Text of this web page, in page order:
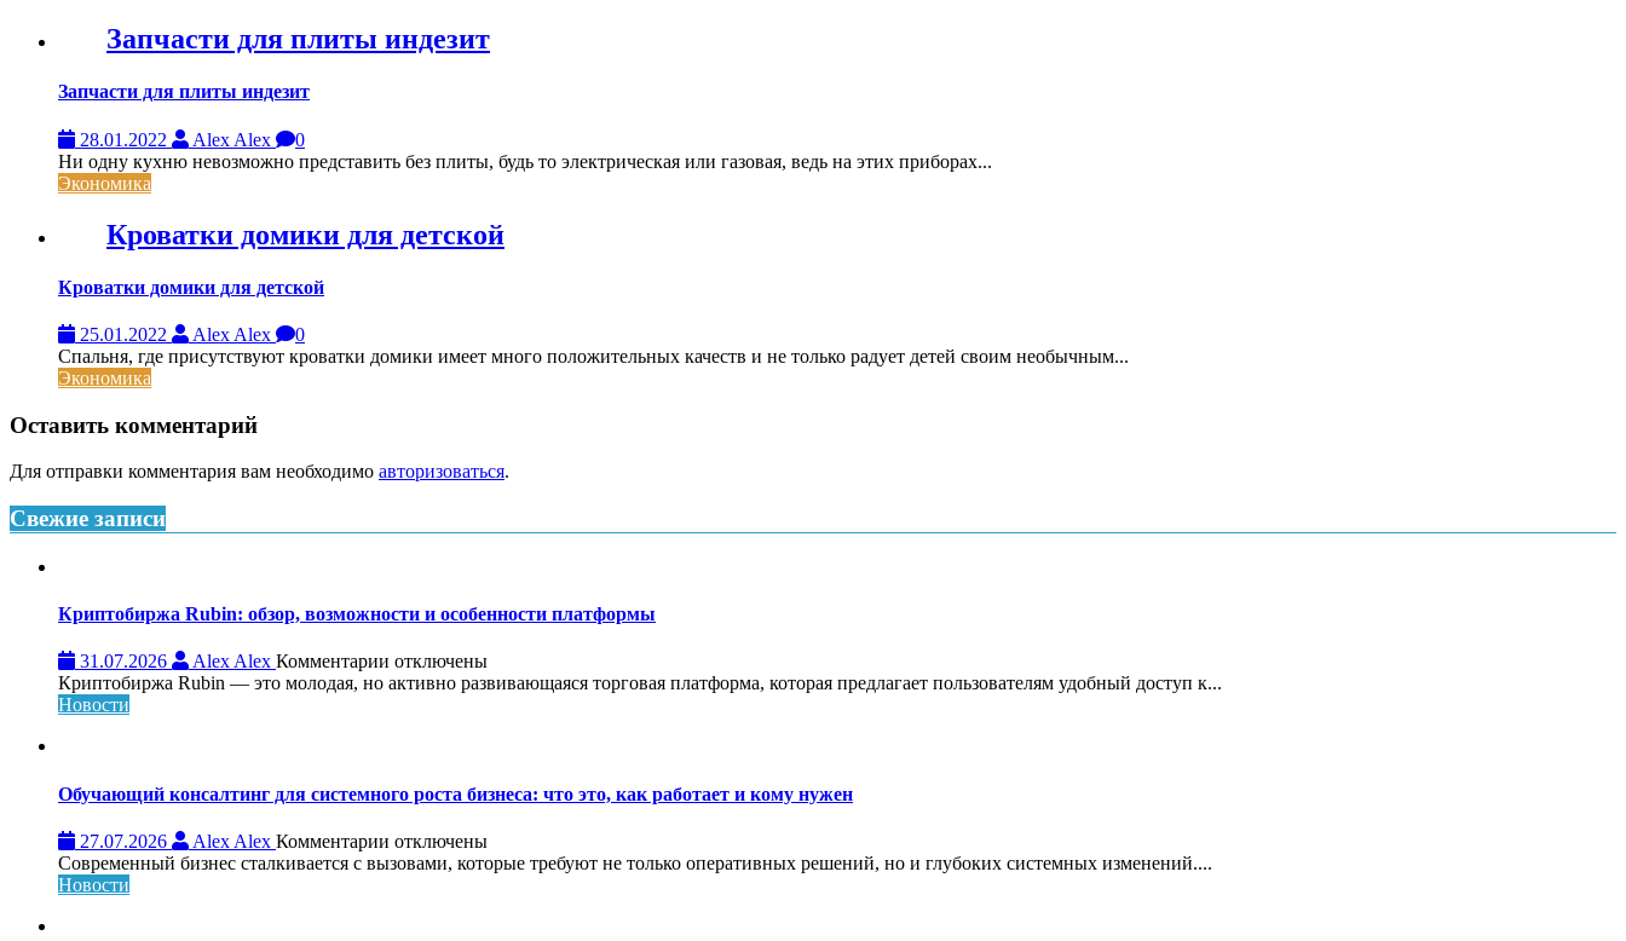
Запчасти для плиты индезит
Запчасти для плиты индезит
28.01.2022 Alex Alex
0
Ни одну кухню невозможно представить без плиты, будь то электрическая или газовая, ведь на этих приборах...
Экономика
Кроватки домики для детской
Кроватки домики для детской
25.01.2022 Alex Alex
0
Спальня, где присутствуют кроватки домики имеет много положительных качеств и не только радует детей своим необычным...
Экономика
Оставить комментарий
Для отправки комментария вам необходимо авторизоваться.
Свежие записи
Криптобиржа Rubin: обзор, возможности и особенности платформы
31.07.2026 Alex Alex Комментарии к
записи
и
платформы
отключены
Криптобиржа Rubin — это молодая, но активно развивающаяся торговая платформа, которая предлагает пользователям удобный доступ к...
Новости
Обучающий консалтинг для системного роста бизнеса: что это, как работает и кому нужен
27.07.2026 Alex Alex Комментарии к
записи
отключены
Современный бизнес сталкивается с вызовами, которые требуют не только оперативных решений, но и глубоких системных изменений....
Новости